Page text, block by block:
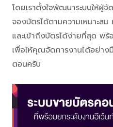
โดยเราตั้งใจพัฒนาระบบให้ผู้
จองบัตรได้ตามความเหมาะสม
และเข้าถึงบัตรได้ง่ายที่สุด พร้
เพื่อให้คุณจัดการงานได้อย่า
ตอนครับ